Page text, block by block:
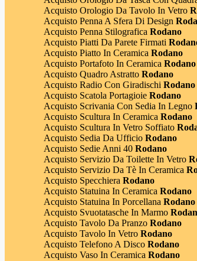
Acquisto Orologio Da Tavolo In Vetro
Acquisto Penna A Sfera Di Design
Acquisto Penna Stilografica Rodano
Acquisto Piatti Da Parete Firmati
Acquisto Piatto In Ceramica Rodano
Acquisto Portafoto In Ceramica Rodano
Acquisto Quadro Astratto Rodano
Acquisto Radio Con Giradischi Rodano
Acquisto Scatola Portagioie Rodano
Acquisto Scrivania Con Sedia In Legno
Acquisto Scultura In Ceramica Rodano
Acquisto Scultura In Vetro Soffiato
Acquisto Sedia Da Ufficio Rodano
Acquisto Sedie Anni 40 Rodano
Acquisto Servizio Da Toilette In Vetro
Acquisto Servizio Da Tè In Ceramica
Acquisto Specchiera Rodano
Acquisto Statuina In Ceramica Rodano
Acquisto Statuina In Porcellana Rodano
Acquisto Svuotatasche In Marmo
Acquisto Tavolo Da Pranzo Rodano
Acquisto Tavolo In Vetro Rodano
Acquisto Telefono A Disco Rodano
Acquisto Vaso In Ceramica Rodano